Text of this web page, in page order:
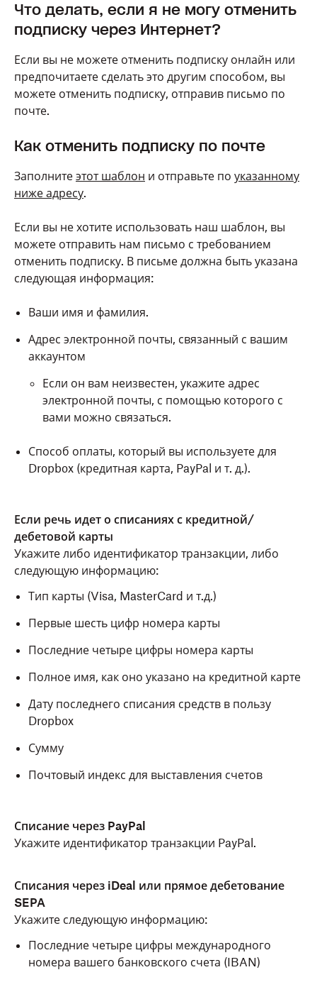
Что делать, если я не могу отменить
подписку через Интернет?
Если вы не можете отменить подписку онлайн или
предпочитаете сделать это другим способом, вы
можете отменить подписку, отправив письмо по
почте.
Как отменить подписку по почте
Заполните этот шаблон и отправьте по указанному
ниже адресу.
Если вы не хотите использовать наш шаблон, вы
можете отправить нам письмо с требованием
отменить подписку. В письме должна быть указана
следующая информация:
Ваши имя и фамилия.
Адрес электронной почты, связанный с вашим
аккаунтом
Если он вам неизвестен, укажите адрес
электронной почты, с помощью которого с
вами можно связаться.
Способ оплаты, который вы используете для
Dropbox (кредитная карта, PayPal и т. д.).
Если речь идет о списаниях с кредитной/
дебетовой карты
Укажите либо идентификатор транзакции, либо
следующую информацию:
Тип карты (Visa, MasterCard и т.д.)
Первые шесть цифр номера карты
Последние четыре цифры номера карты
Полное имя, как оно указано на кредитной карте
Дату последнего списания средств в пользу
Dropbox
Сумму
Почтовый индекс для выставления счетов
Списание через PayPal
Укажите идентификатор транзакции PayPal.
Списания через iDeal или прямое дебетование
SEPA
Укажите следующую информацию:
Последние четыре цифры международного
номера вашего банковского счета (IBAN)